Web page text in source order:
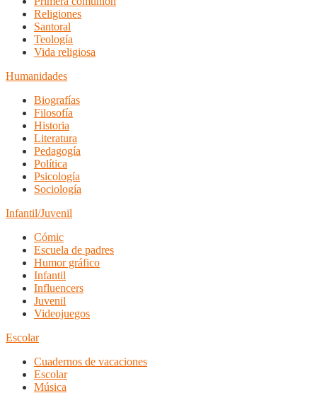
Religiones
Santoral
Teología
Vida religiosa
Humanidades
Biografías
Filosofía
Historia
Literatura
Pedagogía
Política
Psicología
Sociología
Infantil/Juvenil
Cómic
Escuela de padres
Humor gráfico
Infantil
Influencers
Juvenil
Videojuegos
Escolar
Cuadernos de vacaciones
Escolar
Música